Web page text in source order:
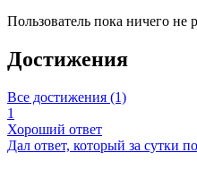
Пользователь пока ничего не
Достижения
Все достижения (1)
1
Хороший ответ
Дал ответ, который за сутки